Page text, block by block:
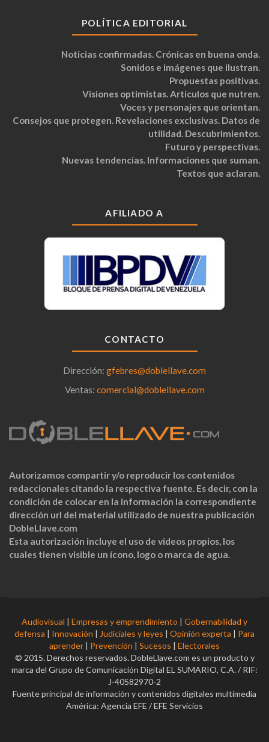
POLÍTICA EDITORIAL
Noticias confirmadas. Crónicas en buena onda.
Sonidos e imágenes que ilustran.
Propuestas positivas.
Visiones optimistas. Artículos que nutren.
Voces y personajes que orientan.
Consejos que protegen. Revelaciones exclusivas. Datos de
utilidad. Descubrimientos.
Futuro y perspectivas.
Nuevas tendencias. Informaciones que suman.
Textos que aclaran.
AFILIADO A
CONTACTO
Dirección: gfebres@doblellave.com
Ventas: comercial@doblellave.com
Autorizamos compartir y/o reproducir los contenidos
redaccionales citando la respectiva fuente. Es decir, con la
condición de colocar en la información la correspondiente
dirección url del material utilizado de nuestra publicación
DobleLlave.com
Esta autorización incluye el uso de videos propios, los
cuales tienen visible un ícono, logo o marca de agua.
Audiovisual | Empresas y emprendimiento | Gobernabilidad y
defensa | Innovación | Judiciales y leyes | Opinión experta | Para
aprender | Prevención | Sucesos | Electorales
© 2015. Derechos reservados. DobleLlave.com es un producto y
marca del Grupo de Comunicación Digital EL SUMARIO, C.A. / RIF:
J-40582970-2
Fuente principal de información y contenidos digitales multimedia
América: Agencia EFE / EFE Servicios